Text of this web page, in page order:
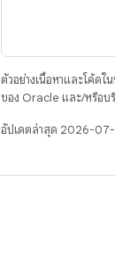
ตัวอย่างเนื้อหาและโค้ด
ของ Oracle และ/หรือบ
อัปเดตล่าสุด 2026-